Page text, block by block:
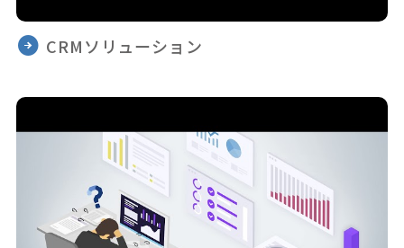
CRMソリューション